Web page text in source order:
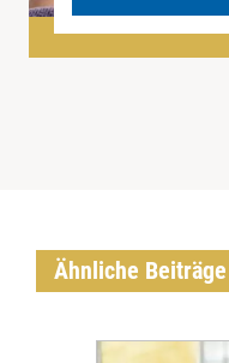
Ähnliche Beiträge